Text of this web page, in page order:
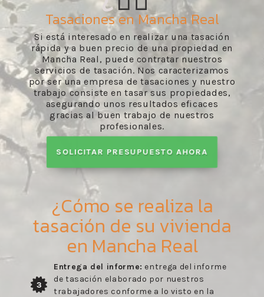
Tasaciones en Mancha Real
Si está interesado en realizar una tasación
rápida y a buen precio de una propiedad en
Mancha Real, puede contratar nuestros
servicios de tasación. Nos caracterizamos
por ser una empresa de tasaciones y nuestro
trabajo consiste en tasar sus propiedades,
asegurando unos resultados eficaces
gracias al buen trabajo de nuestros
profesionales.
SOLICITAR PRESUPUESTO AHORA
¿Cómo se realiza la
tasación de su vivienda
en Mancha Real
3
Entrega del informe: entrega del informe
de tasación elaborado por nuestros
trabajadores conforme a lo visto en la